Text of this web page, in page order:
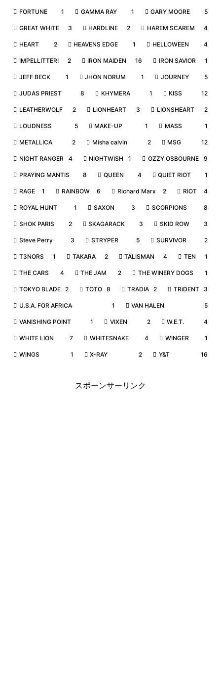
FORTUNE 1 GAMMA RAY 1 GARY MOORE 5
GREAT WHITE 3 HARDLINE 2 HAREM SCAREM 4
HEART 2 HEAVENS EDGE 1 HELLOWEEN 4
IMPELLITTERI 2 IRON MAIDEN 16 IRON SAVIOR 1
JEFF BECK 1 JHON NORUM 1 JOURNEY 5
JUDAS PRIEST 8 KHYMERA 1 KISS 12
LEATHERWOLF 2 LIONHEART 3 LIONSHEART 2
LOUDNESS 5 MAKE-UP 1 MASS 1
METALLICA 2 Misha calvin 2 MSG 12
NIGHT RANGER 4 NIGHTWISH 1 OZZY OSBOURNE 9
PRAYING MANTIS 8 QUEEN 4 QUIET RIOT 1
RAGE 1 RAINBOW 6 Richard Marx 2 RIOT 4
ROYAL HUNT 1 SAXON 3 SCORPIONS 8
SHOK PARIS 2 SKAGARACK 3 SKID ROW 3
Steve Perry 3 STRYPER 5 SURVIVOR 2
T3NORS 1 TAKARA 2 TALISMAN 4 TEN 1
THE CARS 4 THE JAM 2 THE WINERY DOGS 1
TOKYO BLADE 2 TOTO 8 TRADIA 2 TRiDENT 3
U.S.A. FOR AFRICA 1 VAN HALEN 5
VANISHING POINT 1 VIXEN 2 W.E.T. 4
WHITE LION 7 WHITESNAKE 4 WINGER 1
WINGS 1 X-RAY 2 Y&T 16
スポーンサーリンク